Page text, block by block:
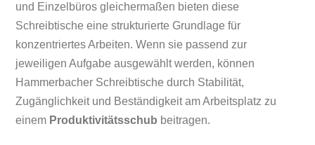
und Einzelbüros gleichermaßen bieten diese
Schreibtische eine strukturierte Grundlage für
konzentriertes Arbeiten. Wenn sie passend zur
jeweiligen Aufgabe ausgewählt werden, können
Hammerbacher Schreibtische durch Stabilität,
Zugänglichkeit und Beständigkeit am Arbeitsplatz zu
einem Produktivitätsschub beitragen.